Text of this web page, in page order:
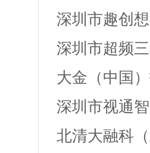
深圳市趣创
深圳市超频
大金（中国
深圳市视通
北清大融科